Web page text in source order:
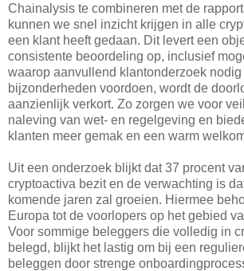
Chainalysis te combineren met de
kunnen we snel inzicht krijgen in alle
een klant heeft gedaan. Dit levert een
consistente beoordeling op, inclusief
waarop aanvullend klantonderzoek
bijzonderheden voordoen, wordt de
aanzienlijk verkort. Zo zorgen we voor
naleving van wet- en regelgeving en
klanten meer gemak en een warm
Uit een onderzoek blijkt dat 37 procent
cryptoactiva bezit en de verwachting is
komende jaren zal groeien. Hiermee
Europa tot de voorlopers op het gebied
Voor sommige beleggers die volledig in
belegd, blijkt het lastig om bij een
beleggen door strenge